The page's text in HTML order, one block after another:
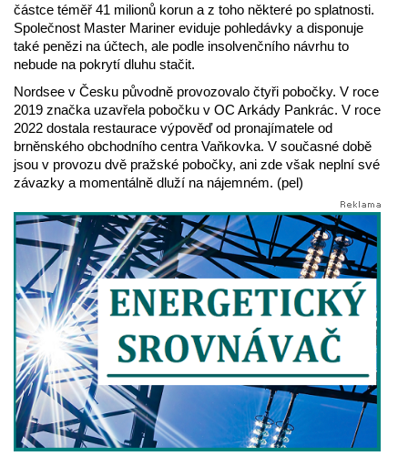
částce téměř 41 milionů korun a z toho některé po splatnosti.
Společnost Master Mariner eviduje pohledávky a disponuje
také penězi na účtech, ale podle insolvenčního návrhu to
nebude na pokrytí dluhu stačit.
Nordsee v Česku původně provozovalo čtyři pobočky. V roce
2019 značka uzavřela pobočku v OC Arkády Pankrác. V roce
2022 dostala restaurace výpověď od pronajímatele od
brněnského obchodního centra Vaňkovka. V současné době
jsou v provozu dvě pražské pobočky, ani zde však neplní své
závazky a momentálně dluží na nájemném. (pel)